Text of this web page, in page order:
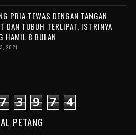
PRIA TEWAS DENGAN TANGAN
DAN TUBUH TERLIPAT, ISTRINYA
HAMIL 8 BULAN
2021
3 9 7 4
PETANG